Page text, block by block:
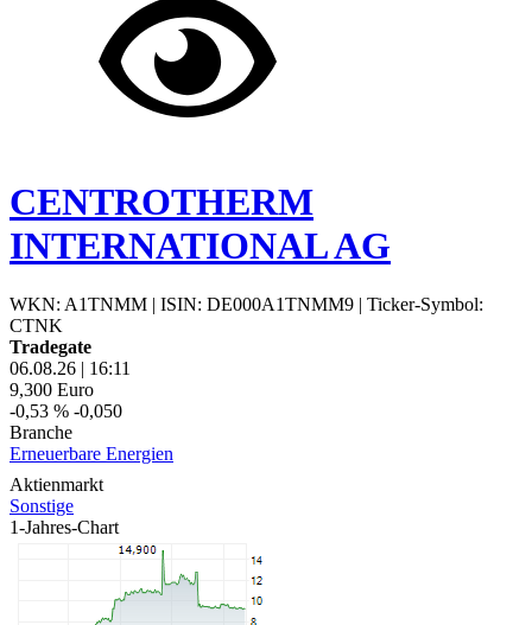
CENTROTHERM
INTERNATIONAL AG
WKN: A1TNMM | ISIN: DE000A1TNMM9 | Ticker-Symbol:
CTNK
Tradegate
06.08.26 | 16:11
9,300 Euro
-0,53 % -0,050
Branche
Erneuerbare Energien
Aktienmarkt
Sonstige
1-Jahres-Chart